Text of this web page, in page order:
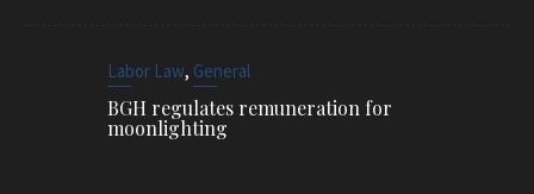
Labor Law, General
BGH regulates remuneration for
moonlighting